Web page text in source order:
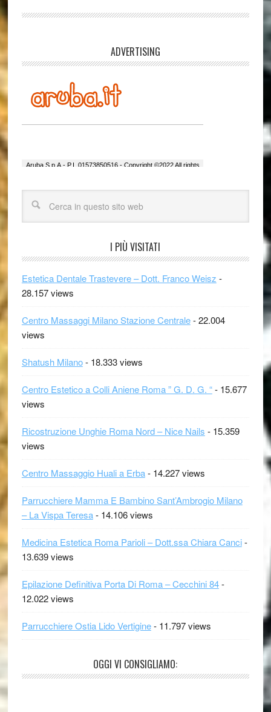
ADVERTISING
I PIÙ VISITATI
Estetica Dentale Trastevere – Dott. Franco Weisz -
28.157 views
Centro Massaggi Milano Stazione Centrale- 22.004
views
Shatush Milano- 18.333 views
Centro Estetico a Colli Aniene Roma ” G. D. G. “- 15.677
views
Ricostruzione Unghie Roma Nord – Nice Nails - 15.359
views
Centro Massaggio Huali a Erba- 14.227 views
Parrucchiere Mamma E Bambino Sant’Ambrogio Milano
– La Vispa Teresa- 14.106 views
Medicina Estetica Roma Parioli – Dott.ssa Chiara Canci-
13.639 views
Epilazione Definitiva Porta Di Roma – Cecchini 84-
12.022 views
Parrucchiere Ostia Lido Vertigine- 11.797 views
OGGI VI CONSIGLIAMO: